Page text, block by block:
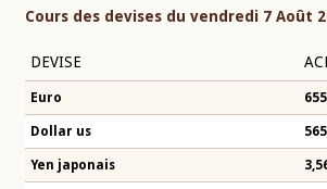
Cours des devises du vendredi 7 Août
DEVISE
Euro
Dollar us
Yen japonais